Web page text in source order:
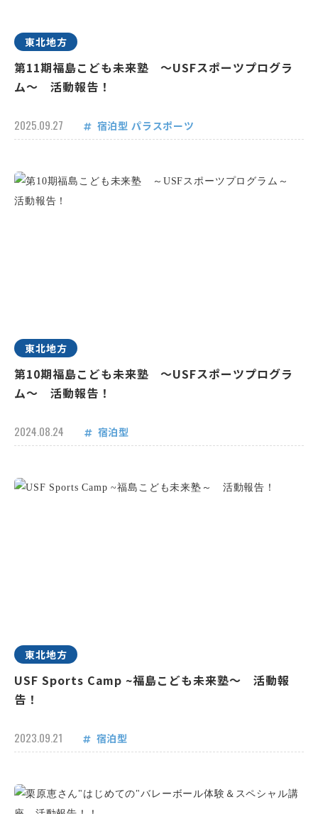
東北地方
第11期福島こども未来塾 ～USFスポーツプログラ
ム～ 活動報告！
2025.09.27 宿泊型 パラスポーツ
東北地方
第10期福島こども未来塾 ～USFスポーツプログラ
ム～ 活動報告！
2024.08.24 宿泊型
東北地方
USF Sports Camp ~福島こども未来塾～ 活動報
告！
2023.09.21 宿泊型